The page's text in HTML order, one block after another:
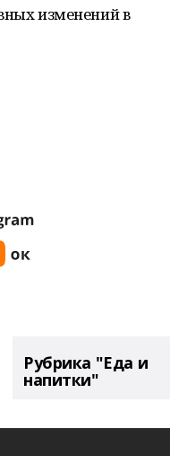
изменений в
Рубрика "Еда и
напитки"